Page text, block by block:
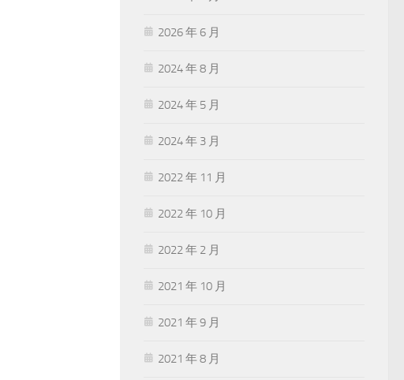
2026 年 6 月
2024 年 8 月
2024 年 5 月
2024 年 3 月
2022 年 11 月
2022 年 10 月
2022 年 2 月
2021 年 10 月
2021 年 9 月
2021 年 8 月